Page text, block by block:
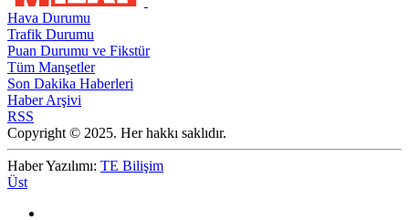
Hava Durumu
Trafik Durumu
Puan Durumu ve Fikstür
Tüm Manşetler
Son Dakika Haberleri
Haber Arşivi
RSS
Copyright © 2025. Her hakkı saklıdır.
Haber Yazılımı: TE Bilişim
Üst